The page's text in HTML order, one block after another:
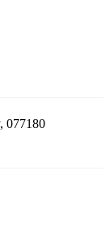
077180